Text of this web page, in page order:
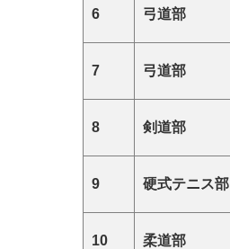
6 弓道部
7 弓道部
8 剣道部
9 硬式テニス部
10 柔道部